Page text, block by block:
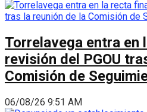
Torrelavega entra en
revisión del PGOU
Comisión de
06/08/26 9:51 AM